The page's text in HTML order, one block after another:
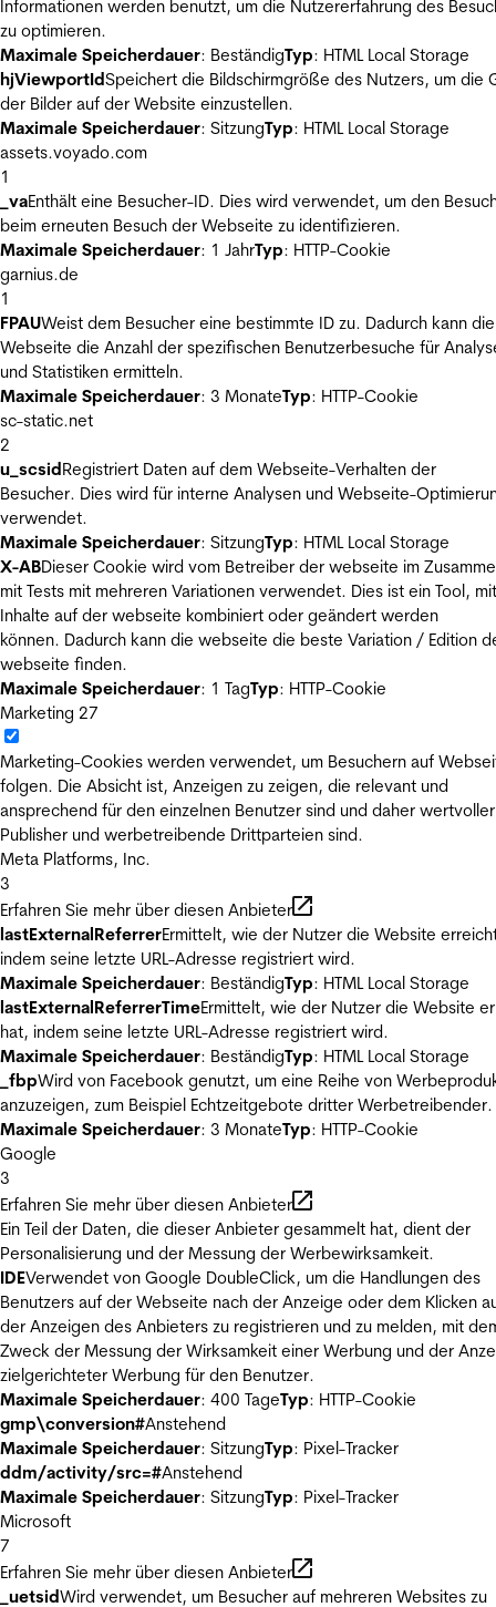
Informationen werden benutzt, um die Nutzererfahrung des
zu optimieren.
Maximale Speicherdauer: BeständigTyp: HTML Local Storage
hjViewportIdSpeichert die Bildschirmgröße des Nutzers, um die
der Bilder auf der Website einzustellen.
Maximale Speicherdauer: SitzungTyp: HTML Local Storage
assets.voyado.com
1
_vaEnthält eine Besucher-ID. Dies wird verwendet, um den
beim erneuten Besuch der Webseite zu identifizieren.
Maximale Speicherdauer: 1 JahrTyp: HTTP-Cookie
garnius.de
1
FPAUWeist dem Besucher eine bestimmte ID zu. Dadurch kann die
Webseite die Anzahl der spezifischen Benutzerbesuche für
und Statistiken ermitteln.
Maximale Speicherdauer: 3 MonateTyp: HTTP-Cookie
sc-static.net
2
u_scsidRegistriert Daten auf dem Webseite-Verhalten der
Besucher. Dies wird für interne Analysen und Webseite-
verwendet.
Maximale Speicherdauer: SitzungTyp: HTML Local Storage
X-ABDieser Cookie wird vom Betreiber der webseite im
mit Tests mit mehreren Variationen verwendet. Dies ist ein Tool,
Inhalte auf der webseite kombiniert oder geändert werden
können. Dadurch kann die webseite die beste Variation / Edition
webseite finden.
Maximale Speicherdauer: 1 TagTyp: HTTP-Cookie
Marketing 27
Marketing-Cookies werden verwendet, um Besuchern auf
folgen. Die Absicht ist, Anzeigen zu zeigen, die relevant und
ansprechend für den einzelnen Benutzer sind und daher
Publisher und werbetreibende Drittparteien sind.
Meta Platforms, Inc.
3
Erfahren Sie mehr über diesen Anbieter
lastExternalReferrerErmittelt, wie der Nutzer die Website
indem seine letzte URL-Adresse registriert wird.
Maximale Speicherdauer: BeständigTyp: HTML Local Storage
lastExternalReferrerTimeErmittelt, wie der Nutzer die Website
hat, indem seine letzte URL-Adresse registriert wird.
Maximale Speicherdauer: BeständigTyp: HTML Local Storage
_fbpWird von Facebook genutzt, um eine Reihe von
anzuzeigen, zum Beispiel Echtzeitgebote dritter Werbetreibender.
Maximale Speicherdauer: 3 MonateTyp: HTTP-Cookie
Google
3
Erfahren Sie mehr über diesen Anbieter
Ein Teil der Daten, die dieser Anbieter gesammelt hat, dient der
Personalisierung und der Messung der Werbewirksamkeit.
IDEVerwendet von Google DoubleClick, um die Handlungen des
Benutzers auf der Webseite nach der Anzeige oder dem Klicken
der Anzeigen des Anbieters zu registrieren und zu melden, mit
Zweck der Messung der Wirksamkeit einer Werbung und der
zielgerichteter Werbung für den Benutzer.
Maximale Speicherdauer: 400 TageTyp: HTTP-Cookie
gmp\conversion#Anstehend
Maximale Speicherdauer: SitzungTyp: Pixel-Tracker
ddm/activity/src=#Anstehend
Maximale Speicherdauer: SitzungTyp: Pixel-Tracker
Microsoft
7
Erfahren Sie mehr über diesen Anbieter
_uetsidWird verwendet, um Besucher auf mehreren Websites zu